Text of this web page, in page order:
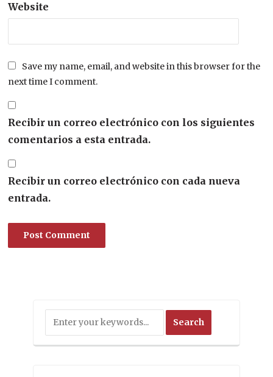
Website
Save my name, email, and website in this browser for the
next time I comment.
Recibir un correo electrónico con los siguientes
comentarios a esta entrada.
Recibir un correo electrónico con cada nueva
entrada.